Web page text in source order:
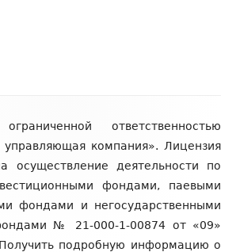
ответственностью
компания». Лицензия
осуществление деятельности по
фондами, паевыми
фондами и негосударственными
№ 21-000-1-00874 от «09»
подробную информацию о